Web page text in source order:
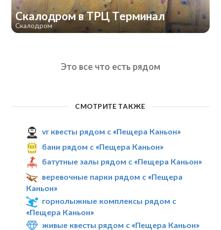
Скалодром в ТРЦ Терминал
Скалодром
Это все что есть рядом
СМОТРИТЕ ТАКЖЕ
vr квесты рядом с «Пещера Каньон»
бани рядом с «Пещера Каньон»
батутные залы рядом с «Пещера Каньон»
веревочные парки рядом с «Пещера
Каньон»
горнолыжные комплексы рядом с
«Пещера Каньон»
живые квесты рядом с «Пещера Каньон»